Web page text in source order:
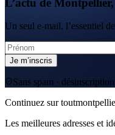
Un seul e-mail, l’essentiel
Je m’inscris
Sans spam ·
Continuez sur
Les meilleures adresses et